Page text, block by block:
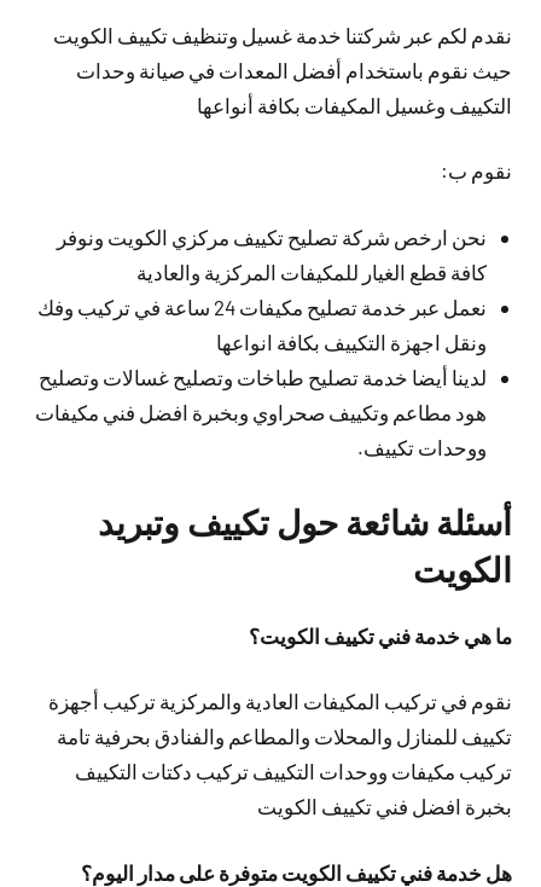
نقدم لكم عبر شركتنا خدمة غسيل وتنظيف تكييف الكويت
حيث نقوم باستخدام أفضل المعدات في صيانة وحدات
التكييف وغسيل المكيفات بكافة أنواعها
نقوم ب:
نحن ارخص شركة تصليح تكييف مركزي الكويت ونوفر
كافة قطع الغيار للمكيفات المركزية والعادية
نعمل عبر خدمة تصليح مكيفات 24 ساعة في تركيب وفك
ونقل اجهزة التكييف بكافة انواعها
لدينا أيضا خدمة تصليح طباخات وتصليح غسالات وتصليح
هود مطاعم وتكييف صحراوي وبخبرة افضل فني مكيفات
ووحدات تكييف.
أسئلة شائعة حول تكييف وتبريد
الكويت
ما هي خدمة فني تكييف الكويت؟
نقوم في تركيب المكيفات العادية والمركزية تركيب أجهزة
تكييف للمنازل والمحلات والمطاعم والفنادق بحرفية تامة
تركيب مكيفات ووحدات التكييف تركيب دكتات التكييف
بخبرة افضل فني تكييف الكويت
هل خدمة فني تكييف الكويت متوفرة على مدار اليوم؟